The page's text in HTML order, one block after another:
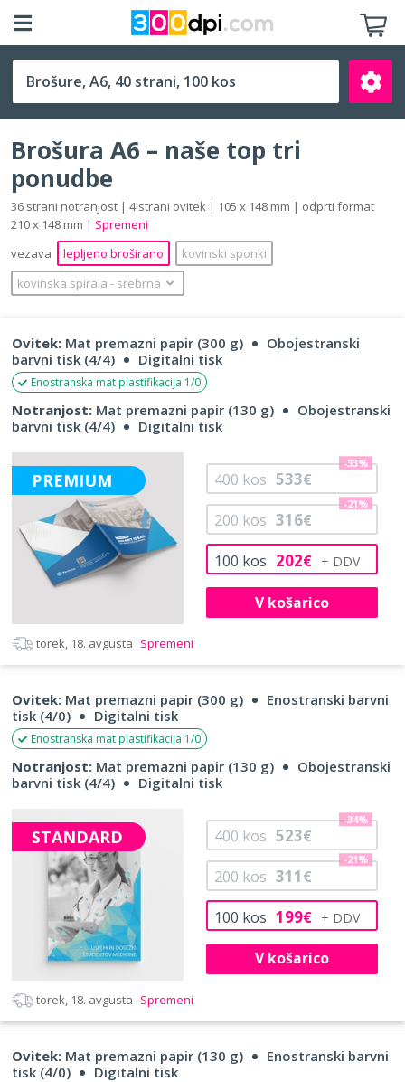
A6 (105 x 148 mm)
Išči
Brošura A6 – naše top tri
ponudbe
36 strani notranjost | 4 strani ovitek | 105 x 148 mm | odprti format
210 x 148 mm | Spremeni
vezava
lepljeno broširano
kovinski sponki
kovinska spirala ‐ srebrna
Ovitek: Mat premazni papir (300 g)
Obojestranski
barvni tisk (4/4)
Digitalni tisk
Enostranska mat plastifikacija 1/0
Notranjost: Mat premazni papir (130 g)
Obojestranski
barvni tisk (4/4)
Digitalni tisk
PREMIUM
100 kos 202€
200 kos 316€
-21%
400 kos 533€
-33%
V košarico
torek, 18. avgusta Spremeni
Ovitek: Mat premazni papir (300 g)
Enostranski barvni
tisk (4/0)
Digitalni tisk
Enostranska mat plastifikacija 1/0
Notranjost: Mat premazni papir (130 g)
Obojestranski
barvni tisk (4/4)
Digitalni tisk
STANDARD
100 kos 199€
200 kos 311€
-21%
400 kos 523€
-34%
V košarico
torek, 18. avgusta Spremeni
Ovitek: Mat premazni papir (130 g)
Enostranski barvni
tisk (4/0)
Digitalni tisk